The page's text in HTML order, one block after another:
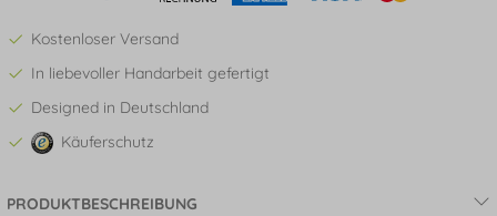
Kostenloser Versand
In liebevoller Handarbeit gefertigt
Designed in Deutschland
Käuferschutz
PRODUKTBESCHREIBUNG